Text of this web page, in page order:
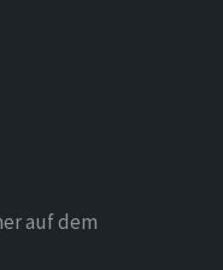
auf dem